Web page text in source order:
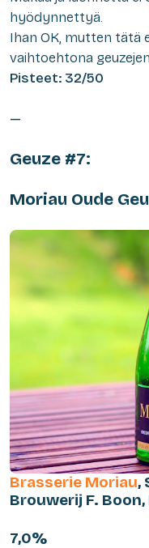
hyödynnettyä.
Ihan OK, mutten tätä
vaihtoehtona
Pisteet: 32/50
—
Geuze #7:
Moriau Oude
Brasserie Moriau,
Brouwerij F.
7,0%